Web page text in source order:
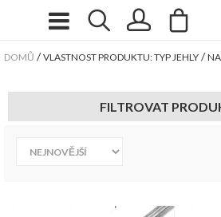
DOMŮ /VLASTNOST PRODUKTU: TYP JEHLY /
FILTROVAT